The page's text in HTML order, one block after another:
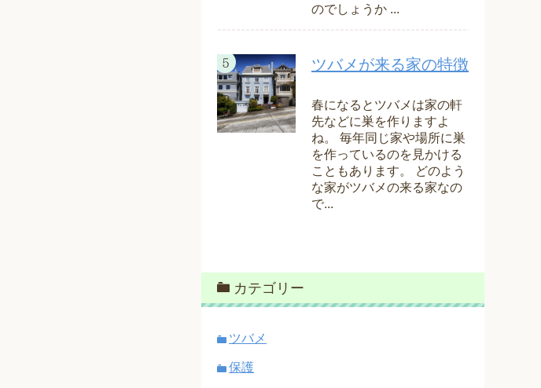
のでしょうか ...
ツバメが来る家の特徴
春になるとツバメは家の軒
先などに巣を作りますよ
ね。 毎年同じ家や場所に巣
を作っているのを見かける
こともあります。 どのよう
な家がツバメの来る家なの
で...
カテゴリー
ツバメ
保護